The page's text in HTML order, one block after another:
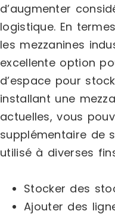
d’augmenter
logistique. En
les mezzanines
excellente option
d’espace pour
installant une
actuelles, vous
supplémentaire de
utilisé à diverses
Stocker des
Ajouter des